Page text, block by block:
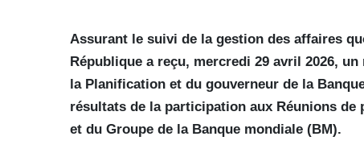
Assurant le suivi de la gestion des affaires
République a reçu, mercredi 29 avril 2026,
la Planification et du gouverneur de la
résultats de la participation aux Réunions
et du Groupe de la Banque mondiale (BM).